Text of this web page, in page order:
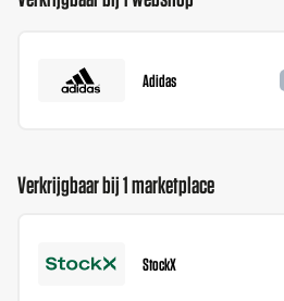
Adidas
Verkrijgbaar bij 1 marketplace
StockX